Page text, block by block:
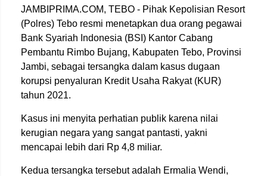
JAMBIPRIMA.COM, TEBO - Pihak Kepolisian Resort
(Polres) Tebo resmi menetapkan dua orang pegawai
Bank Syariah Indonesia (BSI) Kantor Cabang
Pembantu Rimbo Bujang, Kabupaten Tebo, Provinsi
Jambi, sebagai tersangka dalam kasus dugaan
korupsi penyaluran Kredit Usaha Rakyat (KUR)
tahun 2021.
Kasus ini menyita perhatian publik karena nilai
kerugian negara yang sangat pantasti, yakni
mencapai lebih dari Rp 4,8 miliar.
Kedua tersangka tersebut adalah Ermalia Wendi,